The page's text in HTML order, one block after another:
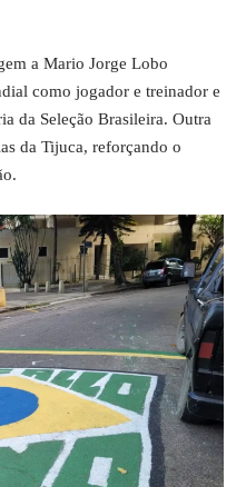
a Mario Jorge Lobo
como jogador e treinador e
da Seleção Brasileira. Outra
da Tijuca, reforçando o